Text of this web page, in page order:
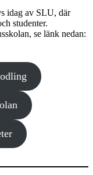
idag av SLU, där
studenter.
se länk nedan: